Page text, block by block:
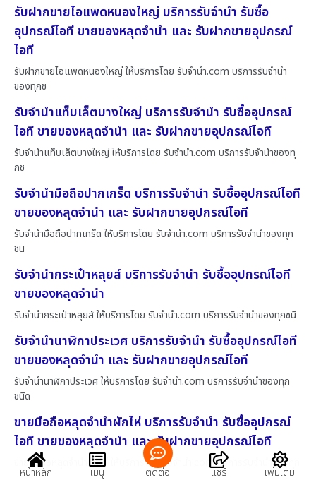
รับฝากขายไอแพดหนองใหญ่ บริการรับจำนำ รับซื้อ
อุปกรณ์ไอที ขายของหลุดจำนำ และ รับฝากขายอุปกรณ์
ไอที
รับฝากขายไอแพดหนองใหญ่ ให้บริการโดย รับจํานํา.com บริการรับจำนำ
ของทุกช
รับจำนำแท็บเล็ตบางใหญ่ บริการรับจำนำ รับซื้ออุปกรณ์
ไอที ขายของหลุดจำนำ และ รับฝากขายอุปกรณ์ไอที
รับจำนำแท็บเล็ตบางใหญ่ ให้บริการโดย รับจํานํา.com บริการรับจำนำของทุ
กช
รับจำนำมือถือปากเกร็ด บริการรับจำนำ รับซื้ออุปกรณ์ไอที
ขายของหลุดจำนำ และ รับฝากขายอุปกรณ์ไอที
รับจำนำมือถือปากเกร็ด ให้บริการโดย รับจํานํา.com บริการรับจำนำของทุก
ชน
รับจำนำกระเป๋าหลุยส์ บริการรับจำนำ รับซื้ออุปกรณ์ไอที
ขายของหลุดจำนำ
รับจำนำกระเป๋าหลุยส์ ให้บริการโดย รับจํานํา.com บริการรับจำนำของทุกชนิ
รับจำนำนาฬิกาประเวศ บริการรับจำนำ รับซื้ออุปกรณ์ไอที
ขายของหลุดจำนำ และ รับฝากขายอุปกรณ์ไอที
รับจำนำนาฬิกาประเวศ ให้บริการโดย รับจํานํา.com บริการรับจำนำของทุก
ชนิด
ขายมือถือหลุดจำนำผักไห่ บริการรับจำนำ รับซื้ออุปกรณ์
ไอที ขายของหลุดจำนำ และ รับฝากขายอุปกรณ์ไอที
ขายมือถือหลุดจำนำผักไห่ ให้บริการโดย รับจํานํา.com บริการรับจำนำของทุก
หน้าหลัก เมนู ติดต่อ แชร์ เพิ่มเติม